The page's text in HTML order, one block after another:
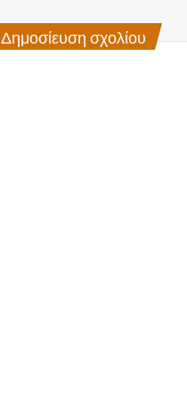
Δημοσίευση σχολίου